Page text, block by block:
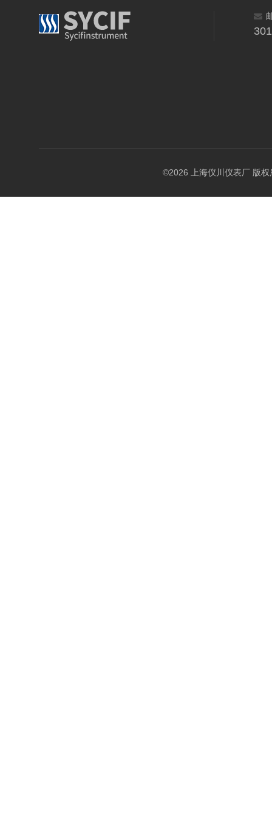
©2026 上海仪川仪表厂 版